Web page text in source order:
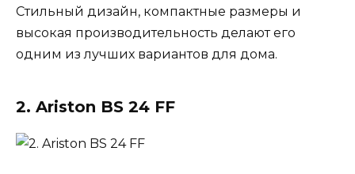
Стильный дизайн, компактные размеры и
высокая производительность делают его
одним из лучших вариантов для дома.
2. Ariston BS 24 FF